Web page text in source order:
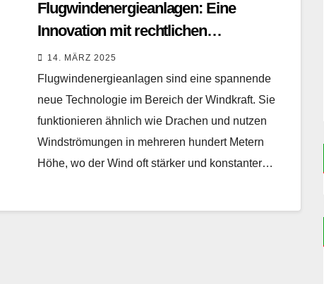
Flugwindenergieanlagen: Eine
Innovation mit rechtlichen
Herausforderungen
14. MÄRZ 2025
Flugwindenergieanlagen sind eine spannende
neue Technologie im Bereich der Windkraft. Sie
funktionieren ähnlich wie Drachen und nutzen
Windströmungen in mehreren hundert Metern
Höhe, wo der Wind oft stärker und konstanter…